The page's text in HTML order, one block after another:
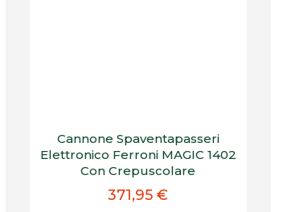
Cannone Spaventapasseri
Elettronico Ferroni MAGIC 1402
Con Crepuscolare
371,95 €